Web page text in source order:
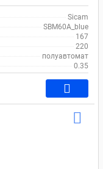
Sicam
SBM60A_blue
167
220
полуавтомат
0.35